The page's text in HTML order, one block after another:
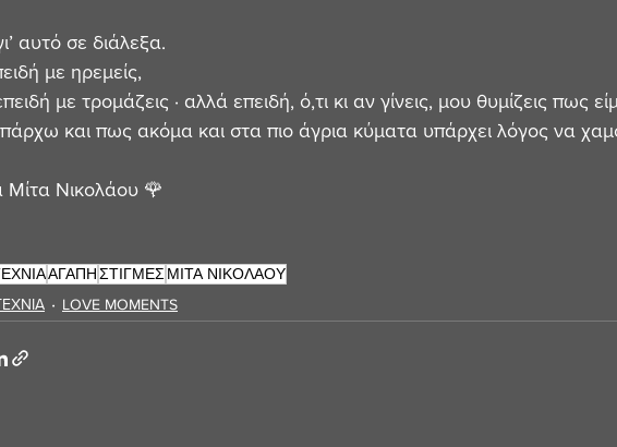
αυτό σε διάλεξα.
με ηρεμείς,
με τρομάζεις · αλλά επειδή, ό,τι κι αν γίνεις, μου θυμίζεις πως
και πως ακόμα και στα πιο άγρια κύματα υπάρχει λόγος να
Μίτα Νικολάου 🌹
ΑΓΑΠΗΣΤΙΓΜΕΣΜΙΤΑ ΝΙΚΟΛΑΟΥ
LOVE MOMENTS